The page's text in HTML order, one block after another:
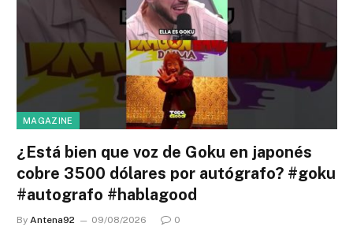
MAGAZINE
¿Está bien que voz de Goku en japonés
cobre 3500 dólares por autógrafo? #goku
#autografo #hablagood
By Antena92 09/08/2026 0